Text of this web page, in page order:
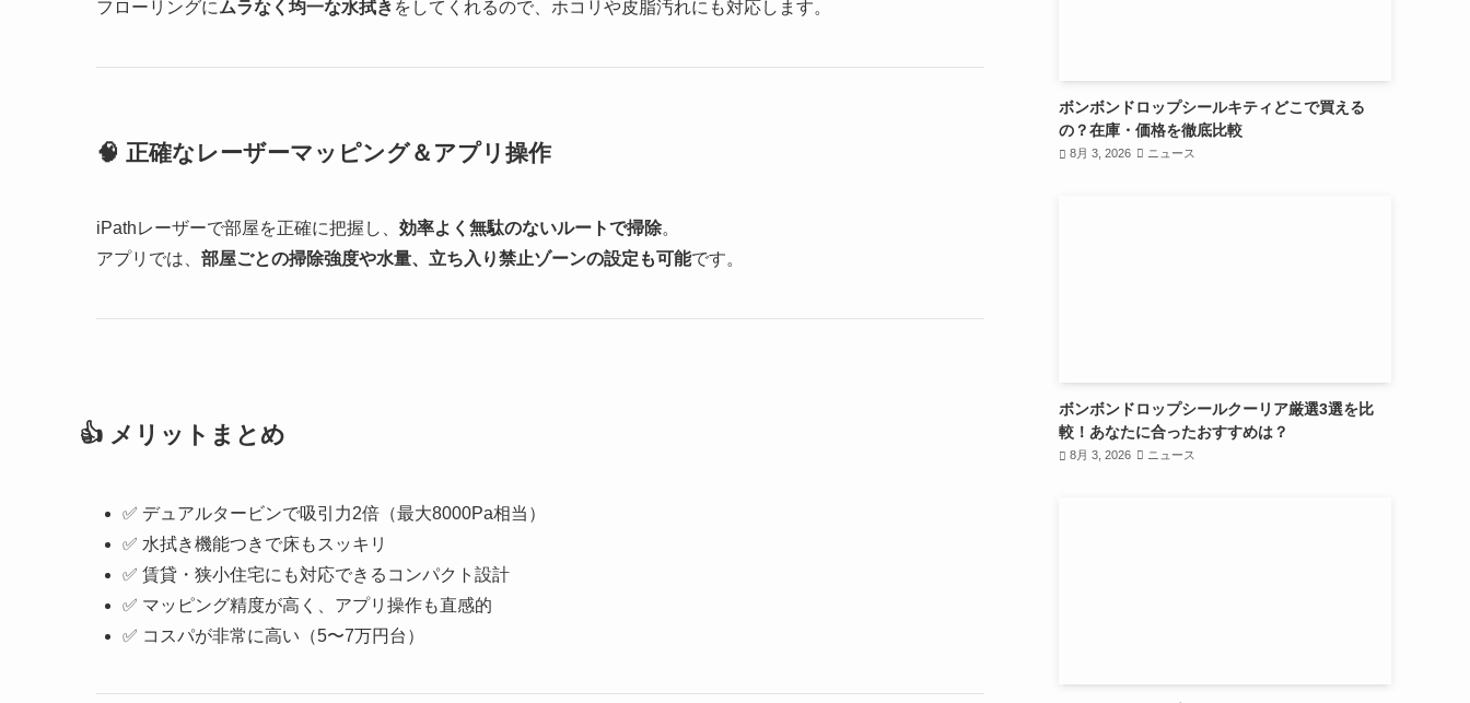
フローリングにムラなく均一な水拭き をしてくれるので、ホコリや皮脂汚れにも対応します。
🧠 正確なレーザーマッピング＆アプリ操作
iPathレーザーで部屋を正確に把握し、 効率よく無駄のないルートで掃除。
アプリでは、 部屋ごとの掃除強度や水量、立ち入り禁止ゾーンの設定も可能です。
👍 メリットまとめ
✅ デュアルタービンで吸引力2倍（最大8000Pa相当）
✅ 水拭き機能つきで床もスッキリ
✅ 賃貸・狭小住宅にも対応できるコンパクト設計
✅ マッピング精度が高く、アプリ操作も直感的
✅ コスパが非常に高い（5〜7万円台）
ボンボンドロップシールキティどこで買える
の？在庫・価格を徹底比較
8月 3, 2026 ニュース
ボンボンドロップシールクーリア厳選3選を比
較！あなたに合ったおすすめは？
8月 3, 2026 ニュース